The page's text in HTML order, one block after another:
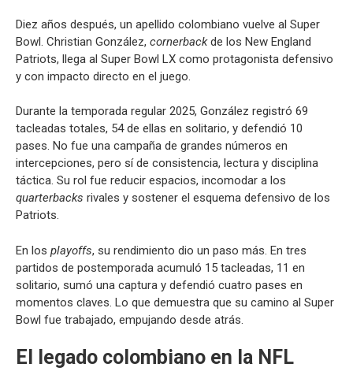
Diez años después, un apellido colombiano vuelve al Super
Bowl. Christian González, cornerbackde los New England
Patriots, llega al Super Bowl LX como protagonista defensivo
y con impacto directo en el juego.
Durante la temporada regular 2025, González registró 69
tacleadas totales, 54 de ellas en solitario, y defendió 10
pases. No fue una campaña de grandes números en
intercepciones, pero sí de consistencia, lectura y disciplina
táctica. Su rol fue reducir espacios, incomodar a los
quarterbacks rivales y sostener el esquema defensivo de los
Patriots.
En los playoffs, su rendimiento dio un paso más. En tres
partidos de postemporada acumuló 15 tacleadas, 11 en
solitario, sumó una captura y defendió cuatro pases en
momentos claves. Lo que demuestra que su camino al Super
Bowl fue trabajado, empujando desde atrás.
El legado colombiano en la NFL